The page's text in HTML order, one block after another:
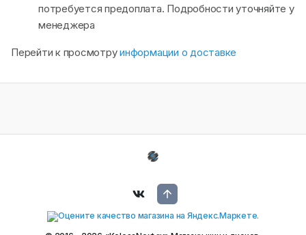
потребуется предоплата. Подробности уточняйте у
менеджера
Перейти к просмотруинформации о доставке